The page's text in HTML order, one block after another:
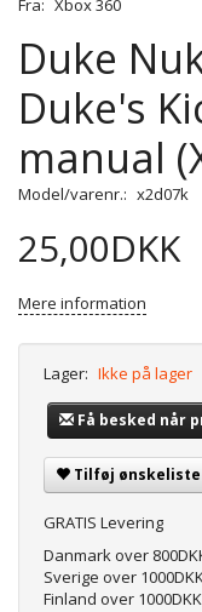
Fra: Xbox 360
Duke
Duke's
manual
Model/varenr.: x2d07k
25,00DKK
Mere information
Lager: Ikke på lager
Få besked når
Tilføj ønskeliste
GRATIS Levering
Danmark over
Sverige over
Finland over 1000DKK